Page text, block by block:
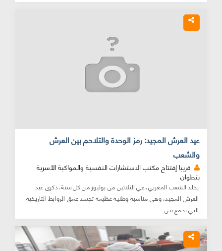
عيد العرش المجيد: رمز الوحدة والتلاحم بين العرش
والشعب
قريبا إفتتاح مكتب الاستشارات النفسية والمواكبة الأسرية
بتطوان
يخلد الشعب المغربي، في الثلاثين من يوليوز من كل سنة، ذكرى عيد
العرش المجيد، وهي مناسبة وطنية عظيمة تجسد عمق الروابط التاريخية
التي تجمع بين ...